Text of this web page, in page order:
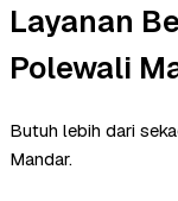
Layanan
Polewali
Butuh lebih dari
Mandar.